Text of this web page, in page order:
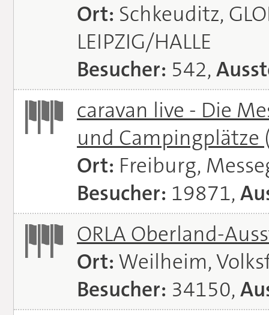
Ort: Schkeuditz,
LEIPZIG/HALLE
Besucher: 542,
caravan live - Die
und Campingplätze
Ort: Freiburg,
Besucher: 19871,
ORLA Oberland-
Ort: Weilheim,
Besucher: 34150,